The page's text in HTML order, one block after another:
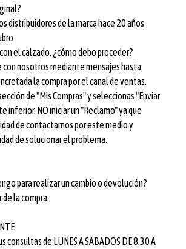
distribuidores de la marca hace 20 años
el calzado, ¿cómo debo proceder?
nosotros mediante mensajes hasta
la compra por el canal de ventas.
de "Mis Compras" y seleccionas "Enviar
inferior. NO iniciar un "Reclamo" ya que
de contactarnos por este medio y
de solucionar el problema.
para realizar un cambio o devolución?
de la compra.
consultas de LUNES A SABADOS DE 8.30 A